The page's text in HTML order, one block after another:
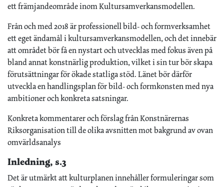
ett främjandeområde inom Kultursamverkansmodellen.
Från och med 2018 är professionell bild- och formverksamhet
ett eget ändamål i kultursamverkansmodellen, och det innebär
att området bör få en nystart och utvecklas med fokus även på
bland annat konstnärlig produktion, vilket i sin tur bör skapa
förutsättningar för ökade statliga stöd. Länet bör därför
utveckla en handlingsplan för bild- och formkonsten med nya
ambitioner och konkreta satsningar.
Konkreta kommentarer och förslag från Konstnärernas
Riksorganisation till de olika avsnitten mot bakgrund av ovan
omvärldsanalys
Inledning, s.3
Det är utmärkt att kulturplanen innehåller formuleringar som